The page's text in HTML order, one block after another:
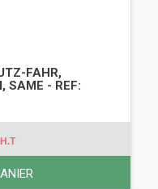
FAHR,
SAME - REF:
H.T